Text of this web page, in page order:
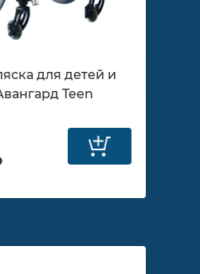
для детей и
Teen